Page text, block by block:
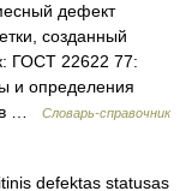
дефект
созданный
ГОСТ 22622 77:
и определения
…
Словарь-справочник
defektas statusas